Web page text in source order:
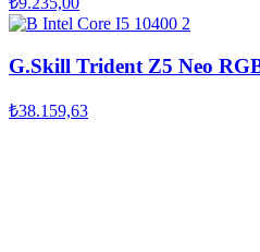
G.Skill Trident Z5 Neo
₺38.159,63